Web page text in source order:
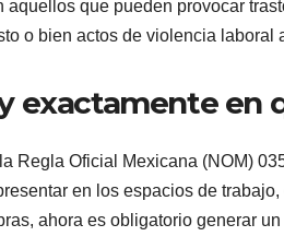
que pueden provocar
o bien actos de violencia
exactamente en
Regla Oficial Mexicana (NOM)
en los espacios de
ahora es obligatorio generar